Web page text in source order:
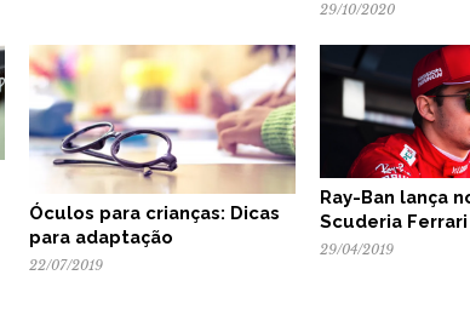
29/10/2020
Óculos para crianças: Dicas
para adaptação
22/07/2019
Ray-Ban lança
Scuderia Ferrari
29/04/2019